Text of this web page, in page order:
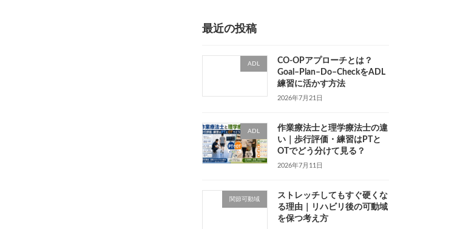
最近の投稿
ADL
CO-OPアプローチとは？
Goal–Plan–Do–CheckをADL
練習に活かす方法
2026年7月21日
ADL
作業療法士と理学療法士の違
い｜歩行評価・練習はPTと
OTでどう分けて見る？
2026年7月11日
関節可動域
ストレッチしてもすぐ硬くな
る理由｜リハビリ後の可動域
を保つ考え方